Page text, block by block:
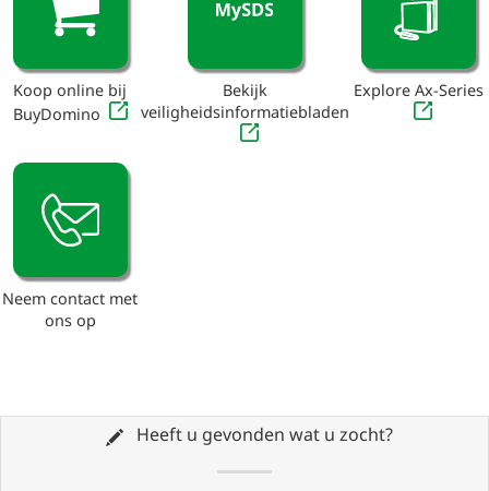
Koop online bij
BuyDomino
Bekijk
veiligheidsinformatiebladen
Explore Ax-Series
Neem contact met
ons op
Heeft u gevonden wat u zocht?